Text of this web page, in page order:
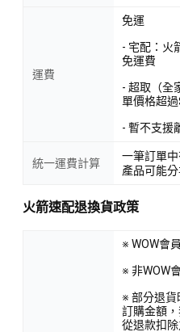
運費
免運
- 宅配：火
免運費
- 超取（全
單價格超
- 暫不支援
統一運費計算
一筆訂單
產品可能
火箭速配退換貨政策
※ WOW會
※ 非WOW
※ 部分退貨
訂購金額
從退款扣除